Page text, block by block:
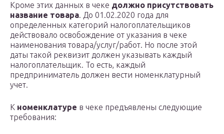
Кроме этих данных в чеке должно присутствовать
название товара. До 01.02.2020 года для
определенных категорий налогоплательщиков
действовало освобождение от указания в чеке
наименования товара/услуг/работ. Но после этой
даты такой реквизит должен указывать каждый
налогоплательщик. То есть, каждый
предприниматель должен вести номенклатурный
учет.
К номенклатуре в чеке предъявлены следующие
требования: